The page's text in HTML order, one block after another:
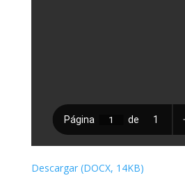
Descargar (DOCX, 14KB)